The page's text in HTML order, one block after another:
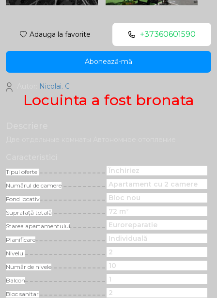
Locuinta a fost bronata
Tipul ofertei Închiriez
Numărul de camere Apartament cu 2 camere
Fond locativ Bloc nou
Suprafață totală 72 m²
Starea apartamentului Euroreparație
Planificare Individuală
Nivelul 2
Număr de nivele 10
Balcon 1
Bloc sanitar 2
Adauga la favorite +37360601590
Abonează-mă
Nicolai. C